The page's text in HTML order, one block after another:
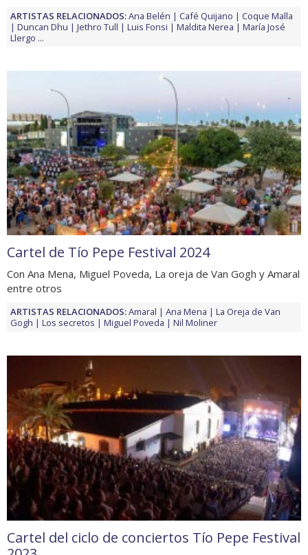
ARTISTAS RELACIONADOS:Ana Belén Café Quijano
Coque Malla
Duncan Dhu
Jethro Tull Luis Fonsi Maldita Nerea
María José
Llergo ...
Cartel de Tío Pepe Festival 2024
Con Ana Mena, Miguel Poveda, La oreja de Van Gogh y Amaral
entre otros
ARTISTAS RELACIONADOS:Amaral Ana Mena
La Oreja de Van
Gogh
Los secretos Miguel Poveda Nil Moliner
Cartel del ciclo de conciertos Tío Pepe Festival